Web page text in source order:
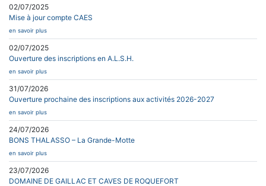
02/07/2025
Mise à jour compte CAES
en savoir plus
02/07/2025
Ouverture des inscriptions en A.L.S.H.
en savoir plus
31/07/2026
Ouverture prochaine des inscriptions aux activités 2026-2027
en savoir plus
24/07/2026
BONS THALASSO – La Grande-Motte
en savoir plus
23/07/2026
DOMAINE DE GAILLAC ET CAVES DE ROQUEFORT